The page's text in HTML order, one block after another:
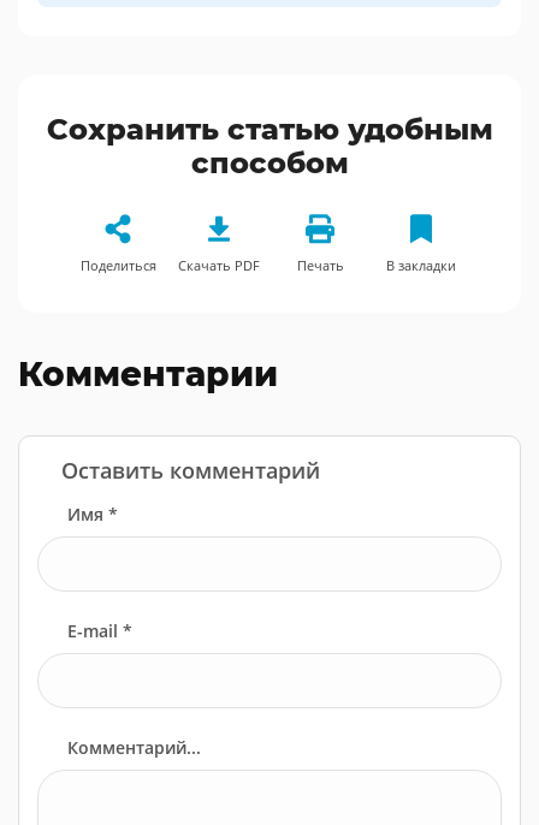
Сохранить статью удобным
способом
Поделиться Скачать PDF Печать В закладки
Комментарии
Оставить комментарий
Имя *
E-mail *
Комментарий...